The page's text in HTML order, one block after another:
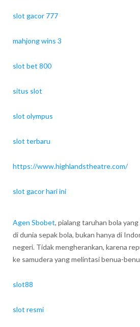
slot gacor 777
mahjong wins 3
slot bet 800
situs slot
slot olympus
slot terbaru
https://www.highlandstheatre.com/
slot gacor hari ini
Agen Sbobet, pialang taruhan bola
di dunia sepak bola, bukan hanya di
negeri. Tidak mengherankan, karena
ke samudera yang melintasi benua-
slot88
slot resmi